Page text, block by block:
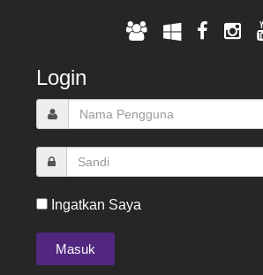
Login
Ingatkan Saya